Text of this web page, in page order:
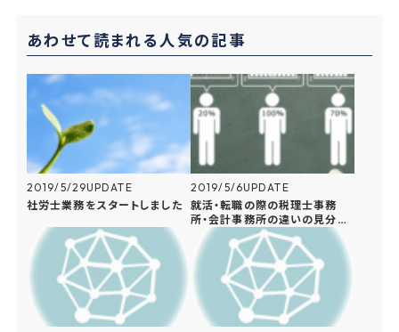
a
o
k
t
あわせて読まれる人気の記事
2019/5/29UPDATE
社労士業務をスタートしました
2019/5/6UPDATE
就活・転職の際の税理士事務
所・会計事務所の違いの見分け
方と選び方